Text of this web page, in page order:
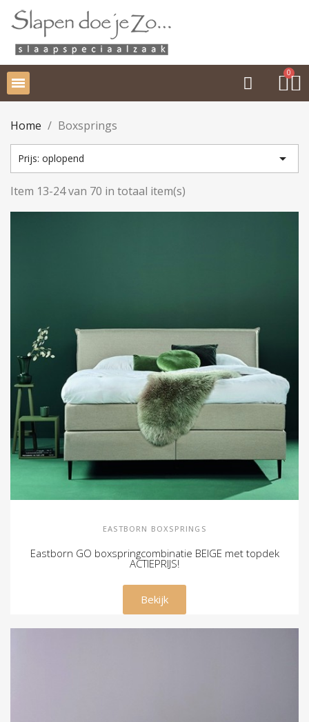
Home Boxsprings
Prijs: oplopend 
Item 13-24 van 70 in totaal item(s)
EASTBORN BOXSPRINGS
Eastborn GO boxspringcombinatie BEIGE met topdek
ACTIEPRIJS!
€ 1.895,00
Bekijk